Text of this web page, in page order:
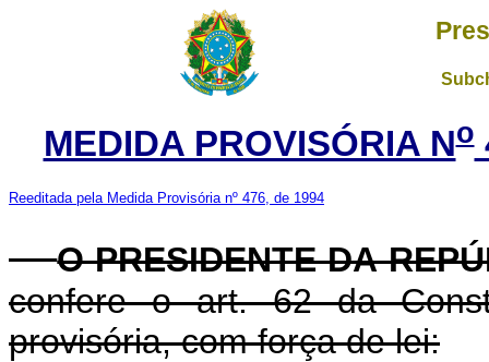
MEDIDA PROVISÓRIA No
Reeditada pela Medida Provisória nº 476, de 1994
O PRESIDENTE DA
confere o art. 62 da
provisória, com força de lei: